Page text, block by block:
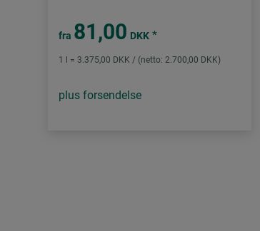
fra 81,00 DKK *
1 l = 3.375,00 DKK / (netto: 2.700,00 DKK)
plus forsendelse